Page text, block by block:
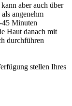
aber auch über
angenehm
45 Minuten
Haut danach mit
durchführen
stellen Ihres